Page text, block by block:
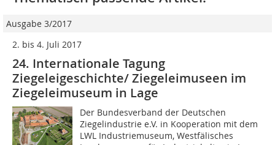
Ausgabe 3/2017
2. bis 4. Juli 2017
24. Internationale Tagung
Ziegeleigeschichte/ Ziegeleimuseen im
Ziegeleimuseum in Lage
Der Bundesverband der Deutschen
Ziegelindustrie e.V. in Kooperation mit dem
LWL Industriemuseum, Westfälisches